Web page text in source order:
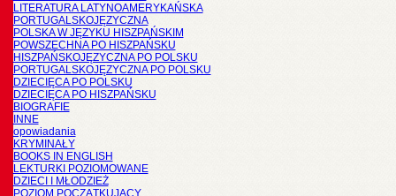
LITERATURA LATYNOAMERYKAŃSKA
PORTUGALSKOJĘZYCZNA
POLSKA W JĘZYKU HISZPAŃSKIM
POWSZECHNA PO HISZPAŃSKU
HISZPAŃSKOJĘZYCZNA PO POLSKU
PORTUGALSKOJĘZYCZNA PO POLSKU
DZIECIĘCA PO POLSKU
DZIECIĘCA PO HISZPAŃSKU
BIOGRAFIE
INNE
opowiadania
KRYMINAŁY
BOOKS IN ENGLISH
LEKTURKI POZIOMOWANE
DZIECI I MŁODZIEŻ
POZIOM POCZĄTKUJĄCY